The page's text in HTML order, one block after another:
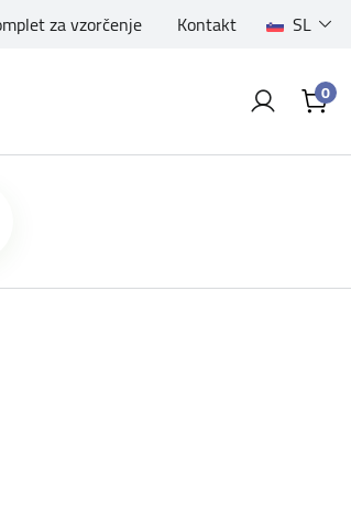
za vzorčenje Kontakt SL
0